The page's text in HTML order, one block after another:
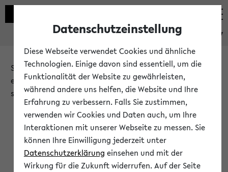
eKVV
Sie möchten auf eine eKVV Funktion zugreifen, die Ihnen
erst nach einer Anmeldung am System zur Verfügung
steht.
Bitte melden Sie sich an:
Anmeldung am eKVV
Datenschutzeinstellung
Diese Webseite verwendet Cookies und ähnliche
Technologien. Einige davon sind essentiell, um die
Funktionalität der Website zu gewährleisten,
während andere uns helfen, die Website und Ihre
Erfahrung zu verbessern. Falls Sie zustimmen,
verwenden wir Cookies und Daten auch, um Ihre
Interaktionen mit unserer Webseite zu messen. Sie
können Ihre Einwilligung jederzeit unter
Datenschutzerklärung einsehen und mit der
Wirkung für die Zukunft widerrufen. Auf der Seite